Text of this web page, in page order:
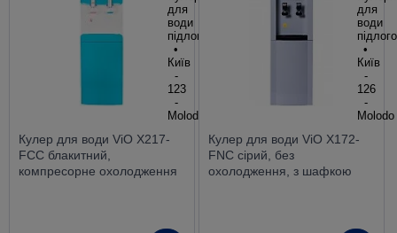
Кулер для води ViO X217-
FCC блакитний,
компресорне охолодження
Кулер для води ViO X172-
FNC сірий, без
охолодження, з шафкою